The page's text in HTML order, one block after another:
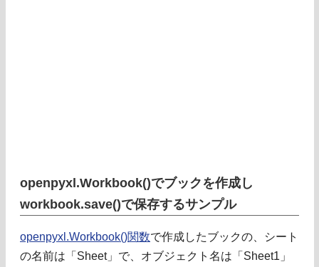
openpyxl.Workbook()でブックを作成し
workbook.save()で保存するサンプル
openpyxl.Workbook()関数で作成したブックの、シート
の名前は「Sheet」で、オブジェクト名は「Sheet1」